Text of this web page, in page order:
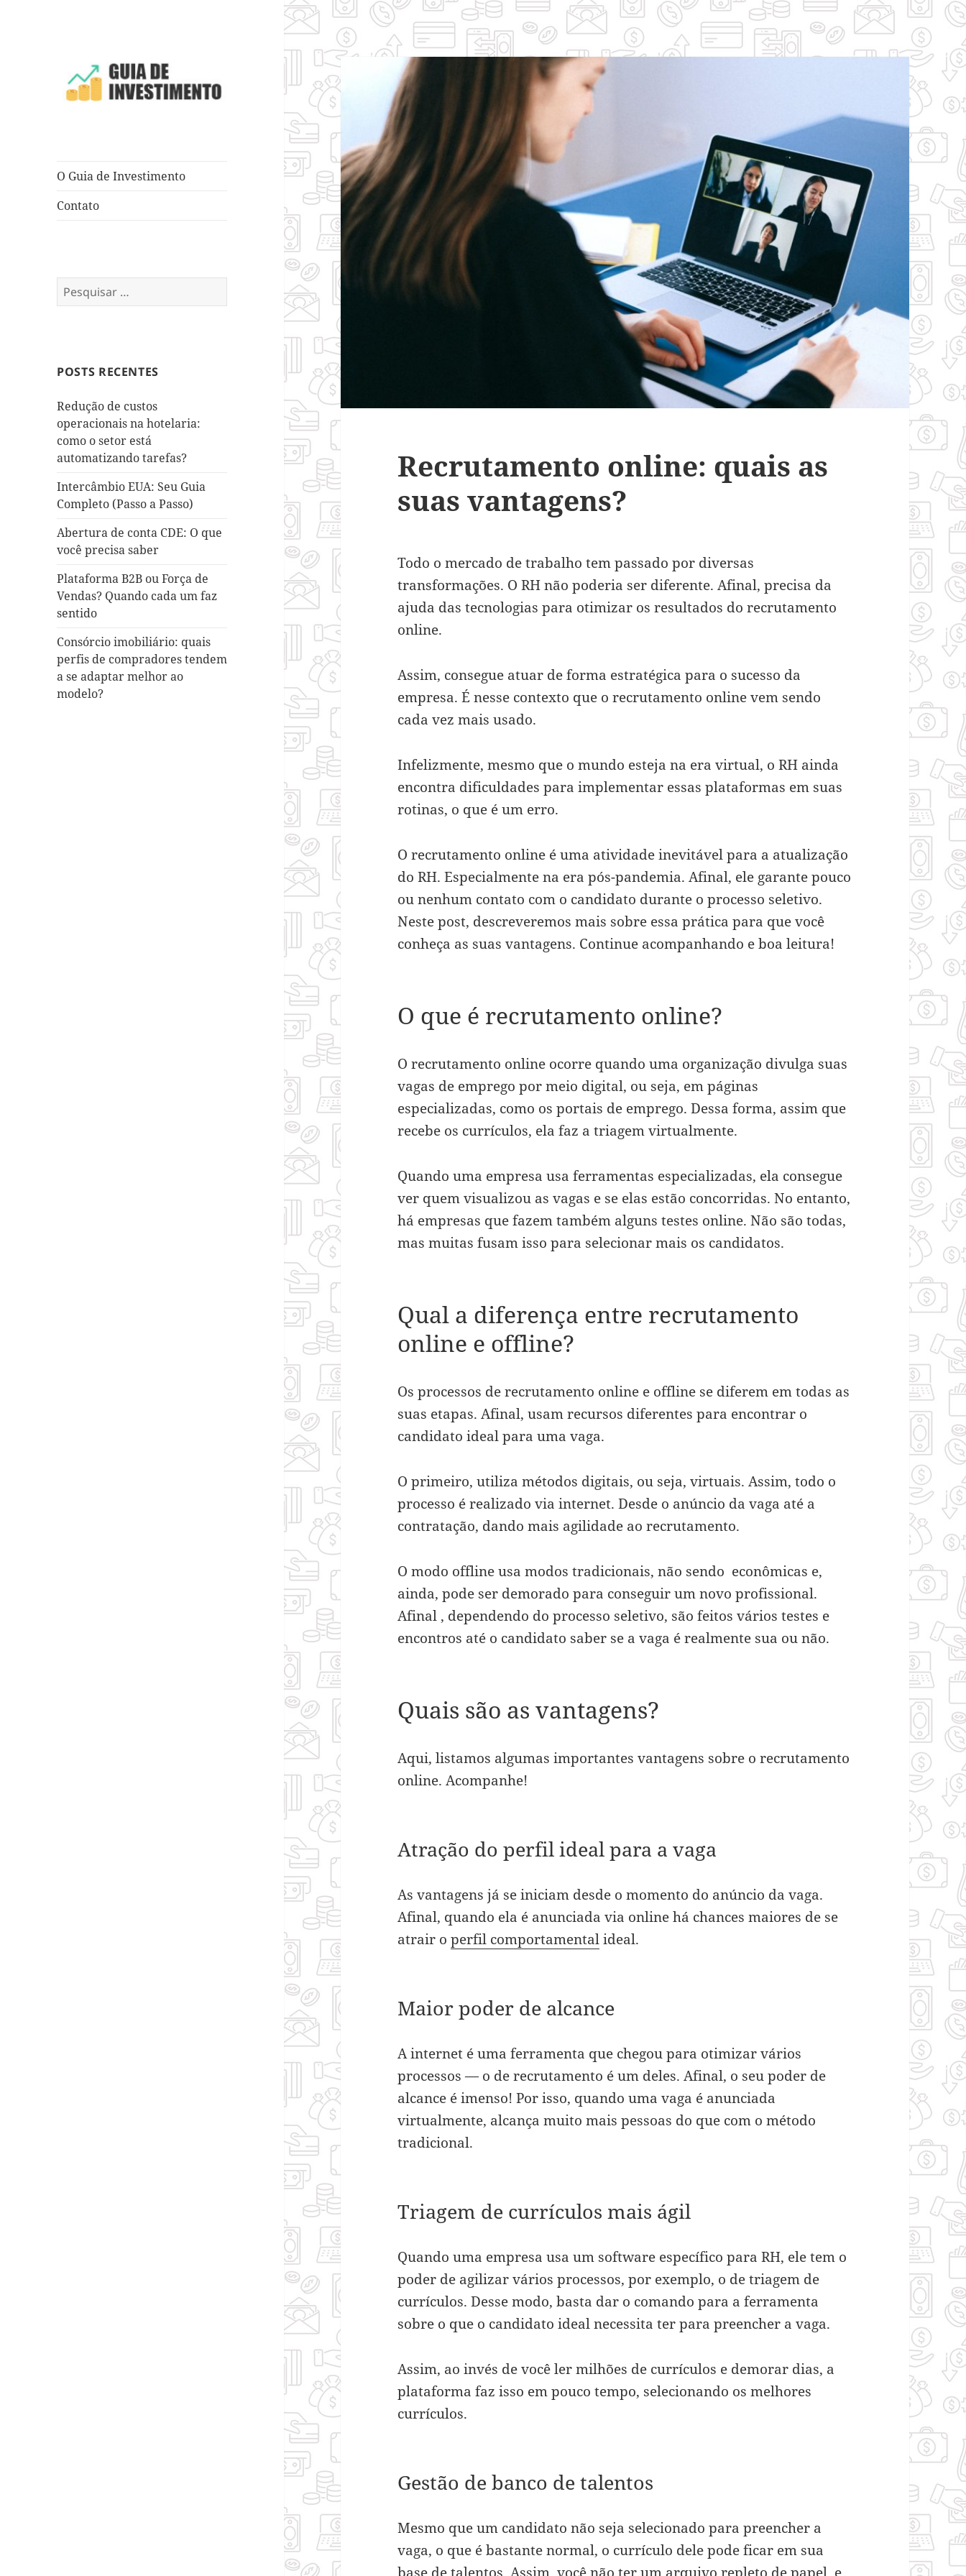
O Guia de Investimento
Contato
Pesquisar
por:
POSTS RECENTES
Redução de custos
operacionais na hotelaria:
como o setor está
automatizando tarefas?
Intercâmbio EUA: Seu Guia
Completo (Passo a Passo)
Abertura de conta CDE: O que
você precisa saber
Plataforma B2B ou Força de
Vendas? Quando cada um faz
sentido
Consórcio imobiliário: quais
perfis de compradores tendem
a se adaptar melhor ao
modelo?
Recrutamento online: quais as
suas vantagens?
Todo o mercado de trabalho tem passado por diversas
transformações. O RH não poderia ser diferente. Afinal, precisa da
ajuda das tecnologias para otimizar os resultados do recrutamento
online.
Assim, consegue atuar de forma estratégica para o sucesso da
empresa. É nesse contexto que o recrutamento online vem sendo
cada vez mais usado.
Infelizmente, mesmo que o mundo esteja na era virtual, o RH ainda
encontra dificuldades para implementar essas plataformas em suas
rotinas, o que é um erro.
O recrutamento online é uma atividade inevitável para a atualização
do RH. Especialmente na era pós-pandemia. Afinal, ele garante pouco
ou nenhum contato com o candidato durante o processo seletivo.
Neste post, descreveremos mais sobre essa prática para que você
conheça as suas vantagens. Continue acompanhando e boa leitura!
O que é recrutamento online?
O recrutamento online ocorre quando uma organização divulga suas
vagas de emprego por meio digital, ou seja, em páginas
especializadas, como os portais de emprego. Dessa forma, assim que
recebe os currículos, ela faz a triagem virtualmente.
Quando uma empresa usa ferramentas especializadas, ela consegue
ver quem visualizou as vagas e se elas estão concorridas. No entanto,
há empresas que fazem também alguns testes online. Não são todas,
mas muitas fusam isso para selecionar mais os candidatos.
Qual a diferença entre recrutamento
online e offline?
Os processos de recrutamento online e offline se diferem em todas as
suas etapas. Afinal, usam recursos diferentes para encontrar o
candidato ideal para uma vaga.
O primeiro, utiliza métodos digitais, ou seja, virtuais. Assim, todo o
processo é realizado via internet. Desde o anúncio da vaga até a
contratação, dando mais agilidade ao recrutamento.
O modo offline usa modos tradicionais, não sendo econômicas e,
ainda, pode ser demorado para conseguir um novo profissional.
Afinal , dependendo do processo seletivo, são feitos vários testes e
encontros até o candidato saber se a vaga é realmente sua ou não.
Quais são as vantagens?
Aqui, listamos algumas importantes vantagens sobre o recrutamento
online. Acompanhe!
Atração do perfil ideal para a vaga
As vantagens já se iniciam desde o momento do anúncio da vaga.
Afinal, quando ela é anunciada via online há chances maiores de se
atrair operfil comportamentalideal.
Maior poder de alcance
A internet é uma ferramenta que chegou para otimizar vários
processos — o de recrutamento é um deles. Afinal, o seu poder de
alcance é imenso! Por isso, quando uma vaga é anunciada
virtualmente, alcança muito mais pessoas do que com o método
tradicional.
Triagem de currículos mais ágil
Quando uma empresa usa um software específico para RH, ele tem o
poder de agilizar vários processos, por exemplo, o de triagem de
currículos. Desse modo, basta dar o comando para a ferramenta
sobre o que o candidato ideal necessita ter para preencher a vaga.
Assim, ao invés de você ler milhões de currículos e demorar dias, a
plataforma faz isso em pouco tempo, selecionando os melhores
currículos.
Gestão de banco de talentos
Mesmo que um candidato não seja selecionado para preencher a
vaga, o que é bastante normal, o currículo dele pode ficar em sua
base de talentos. Assim, você não ter um arquivo repleto de papel, e